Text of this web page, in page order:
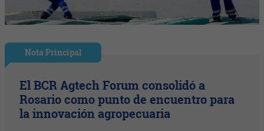
Nota Principal
El BCR Agtech Forum consolidó a
Rosario como punto de encuentro para
la innovación agropecuaria